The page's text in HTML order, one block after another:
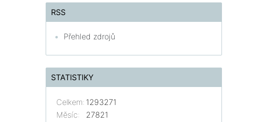
RSS
Přehled zdrojů
STATISTIKY
Celkem: 1293271
Měsíc:
27821